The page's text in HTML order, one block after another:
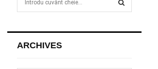
h
ARCHIVES